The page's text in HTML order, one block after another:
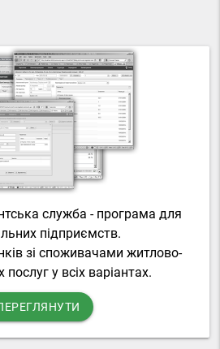
служба - програма для
підприємств.
зі споживачами житлово-
у всіх варіантах.